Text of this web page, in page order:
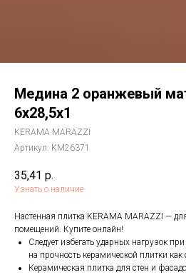
Медина 2 оранжевый
6x28,5x1
KERAMA MARAZZI
Артикул: KM26371
35,41 р.
Узнать о наличие
Настенная плитка KERAMA MARAZZI —
помещений. Купите онлайн!
Следует избегать ударных нагрузок
на прочность керамической плитки как
Керамическая плитка для стен и